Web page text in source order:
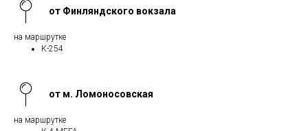
от Финляндского вокзала
на маршрутке
К-254
от м. Ломоносовская
на маршрутке